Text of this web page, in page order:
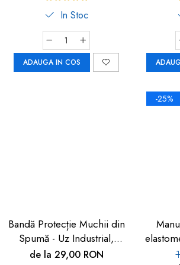
In Stoc
ADAUGA IN COS
Bandă Protecție Muchii din
Spumă - Uz Industrial,
Crem, 90cm | Car Boy
de la 29,00 RON
-25%